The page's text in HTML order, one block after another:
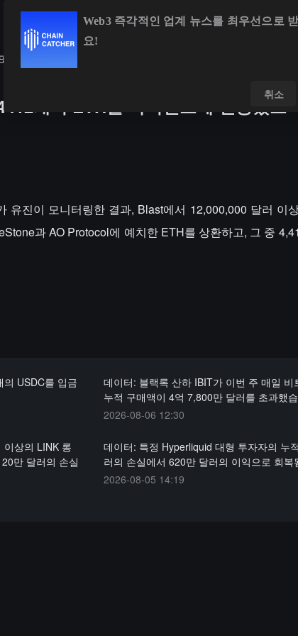
개의 ETH를 바이낸스에 전송했으
유진이 모니터링한 결과, Blast에서 12,000,000 달러 이
과 AO Protocol에 예치한 ETH를 상환하고, 그 중
USDC를 입금
데이터: 블랙록 산하 IBIT가 이번 주 매일 비
누적 구매액이 4억 7,800만 달러를 초과했
2026-08-06 12:30
상의 LINK 롱
만 달러의 손실
데이터: 특정 Hyperliquid 대형 투자자의 누
러의 손실에서 620만 달러의 이익으로 회복
2026-08-05 14:19
Web3 즉각적인 업계 뉴스를 최우선으로
요!
취소